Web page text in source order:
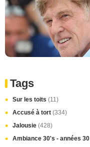
Tags
Sur les toits (11)
Accusé à tort (334)
Jalousie (428)
Ambiance 30's - années 30